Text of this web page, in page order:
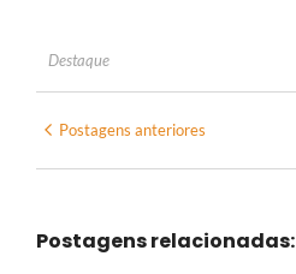
Destaque
Postagens anteriores
Postagens relacionadas: